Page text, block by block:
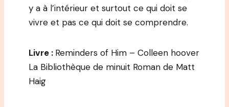
y a à l’intérieur et surtout ce qui doit se
vivre et pas ce qui doit se comprendre.
Livre : Reminders of Him – Colleen hoover
La Bibliothèque de minuit Roman de Matt
Haig